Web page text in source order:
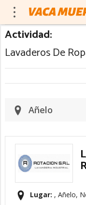
Actividad:
Lavaderos De
Añelo
Lugar: , Añelo,